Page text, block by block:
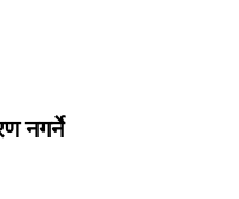
नगर्ने